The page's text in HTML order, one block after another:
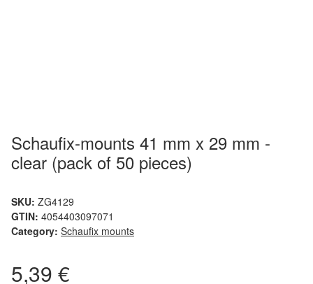
Schaufix-mounts 41 mm x 29 mm -
clear (pack of 50 pieces)
SKU: ZG4129
GTIN: 4054403097071
Category: Schaufix mounts
5,39 €